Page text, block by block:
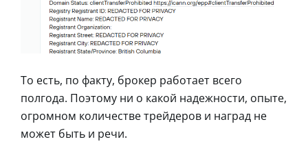
То есть, по факту, брокер работает всего
полгода. Поэтому ни о какой надежности, опыте,
огромном количестве трейдеров и наград не
может быть и речи.